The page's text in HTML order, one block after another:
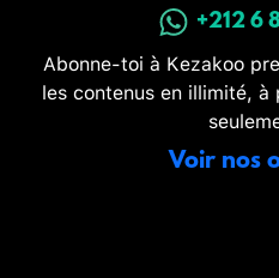
+212 6
Abonne-toi à Kezakoo
les contenus en illimité,
Voir nos